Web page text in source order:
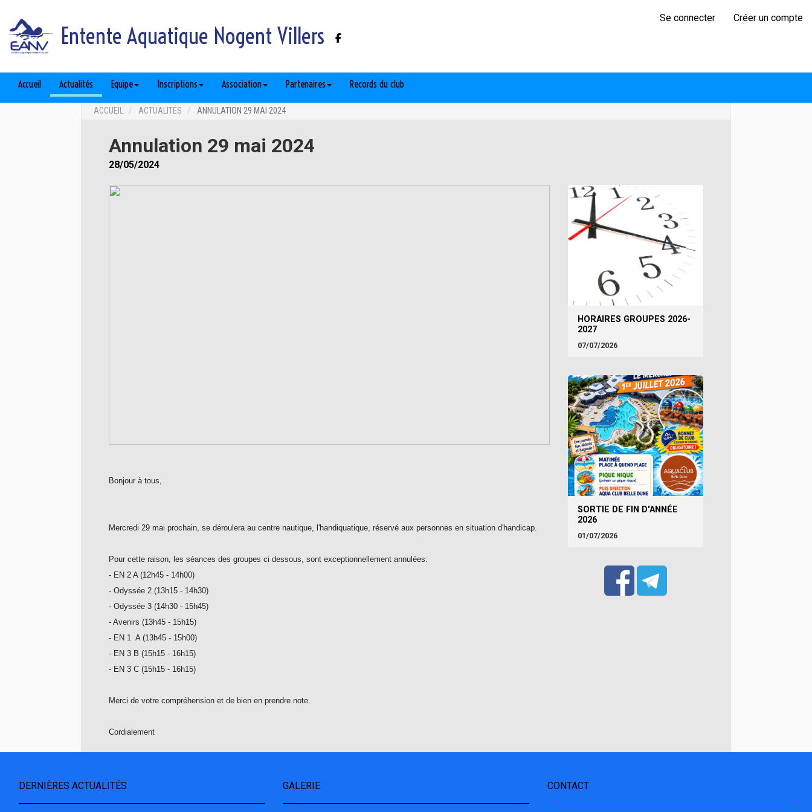
Entente Aquatique Nogent Villers
Se connecter Créer un compte
Accueil Actualités Equipe Inscriptions Association Partenaires Records du club
ACCUEIL ACTUALITÉS ANNULATION 29 MAI 2024
Annulation 29 mai 2024
28/05/2024
Bonjour à tous,
Mercredi 29 mai prochain, se déroulera au centre nautique, l'handiquatique, réservé aux personnes en situation d'handicap.
Pour cette raison, les séances des groupes ci dessous, sont exceptionnellement annulées:
- EN 2 A (12h45 - 14h00)
- Odyssée 2 (13h15 - 14h30)
- Odyssée 3 (14h30 - 15h45)
- Avenirs (13h45 - 15h15)
- EN 1 A (13h45 - 15h00)
- EN 3 B (15h15 - 16h15)
- EN 3 C (15h15 - 16h15)
Merci de votre compréhension et de bien en prendre note.
Cordialement
HORAIRES GROUPES 2026-
2027
07/07/2026
SORTIE DE FIN D'ANNÉE
2026
01/07/2026
DERNIÈRES ACTUALITÉS GALERIE CONTACT